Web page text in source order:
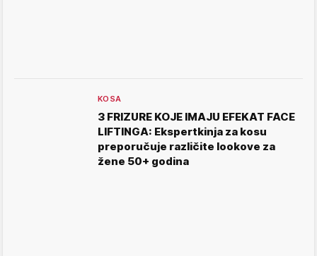
KOSA
3 FRIZURE KOJE IMAJU EFEKAT FACE
LIFTINGA: Ekspertkinja za kosu
preporučuje različite lookove za
žene 50+ godina